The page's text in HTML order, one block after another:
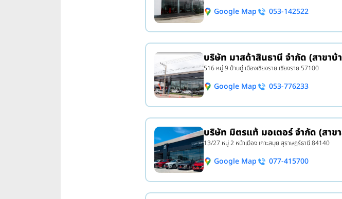
Google Map 053-142522
บริษัท มาสด้าสินธานี จำกัด (สาขาบ้
516 หมู่ 9 บ้านดู่ เมืองเชียงราย เชียงราย 57100
Google Map 053-776233
บริษัท มิตรแท้ มอเตอร์ จำกัด (สาข
13/27 หมู่ 2 หน้าเมือง เกาะสมุย สุราษฎร์ธานี 84140
Google Map 077-415700